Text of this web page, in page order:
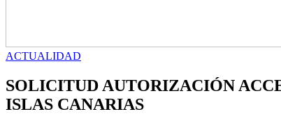
ACTUALIDAD
SOLICITUD AUTORIZACIÓN
ISLAS CANARIAS